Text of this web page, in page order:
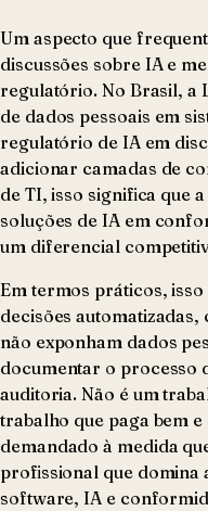
Um aspecto que
discussões sobre IA e
regulatório. No Brasil, a
de dados pessoais em
regulatório de IA em
adicionar camadas de
de TI, isso significa que
soluções de IA em
um diferencial
Em termos práticos,
decisões
não exponham dados
documentar o processo
auditoria. Não é um
trabalho que paga bem
demandado à medida
profissional que domina
software, IA e